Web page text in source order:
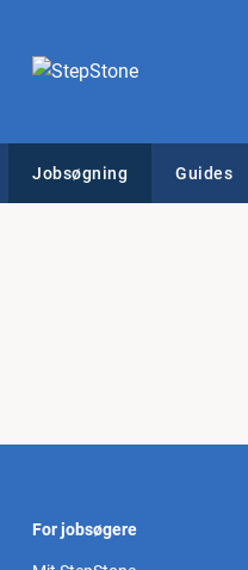
Jobsøgning Guides
For jobsøgere